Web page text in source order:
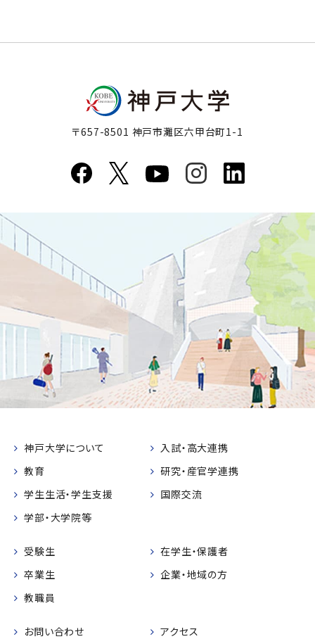
〒657-8501 神戸市灘区六甲台町1-1
神戸大学について
入試・高大連携
教育
研究・産官学連携
学生生活・学生支援
国際交流
学部・大学院等
受験生
在学生・保護者
卒業生
企業・地域の方
教職員
お問い合わせ アクセス